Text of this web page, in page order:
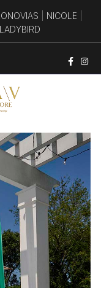
NICOLE
LADYBIRD